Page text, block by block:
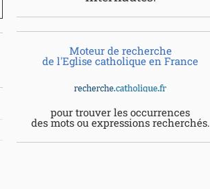
Moteur de recherche
de l'Eglise catholique en France
pour trouver les occurrences
des mots ou expressions recherchés.